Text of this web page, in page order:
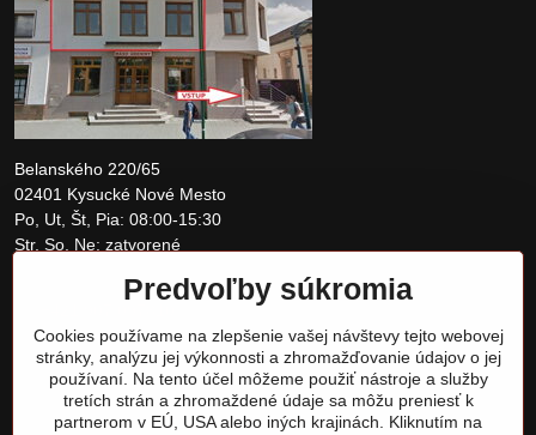
Belanského 220/65
02401 Kysucké Nové Mesto
Po, Ut, Št, Pia: 08:00-15:30
Str, So, Ne: zatvorené
obchod@tomshardware.sk
Predvoľby súkromia
Cookies používame na zlepšenie vašej návštevy tejto webovej
stránky, analýzu jej výkonnosti a zhromažďovanie údajov o jej
používaní. Na tento účel môžeme použiť nástroje a služby
tretích strán a zhromaždené údaje sa môžu preniesť k
partnerom v EÚ, USA alebo iných krajinách. Kliknutím na